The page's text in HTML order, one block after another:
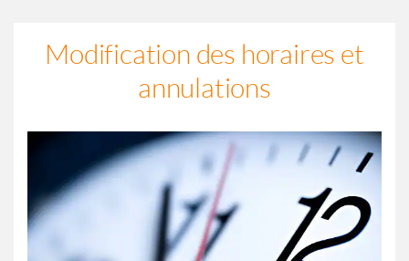
Modification des horaires et
annulations